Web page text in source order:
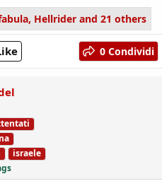
, Hellrider and 21 others
0 Condividi
israele